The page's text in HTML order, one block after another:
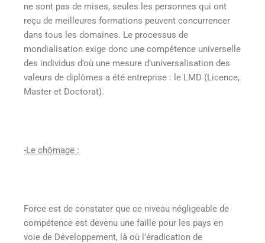
ne sont pas de mises, seules les personnes qui ont
reçu de meilleures formations peuvent concurrencer
dans tous les domaines. Le processus de
mondialisation exige donc une compétence universelle
des individus d’où une mesure d’universalisation des
valeurs de diplômes a été entreprise : le LMD (Licence,
Master et Doctorat).
-Le chômage :
Force est de constater que ce niveau négligeable de
compétence est devenu une faille pour les pays en
voie de Développement, là où l’éradication de